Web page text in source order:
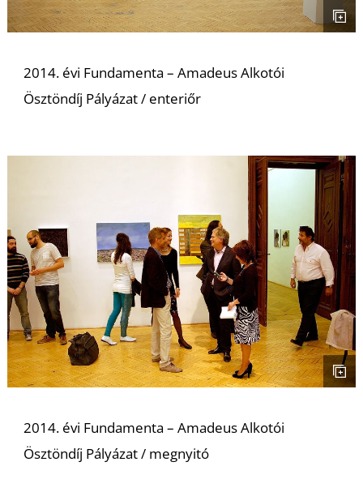
2014. évi Fundamenta – Amadeus Alkotói
Ösztöndíj Pályázat / enteriőr
2014. évi Fundamenta – Amadeus Alkotói
Ösztöndíj Pályázat / megnyitó